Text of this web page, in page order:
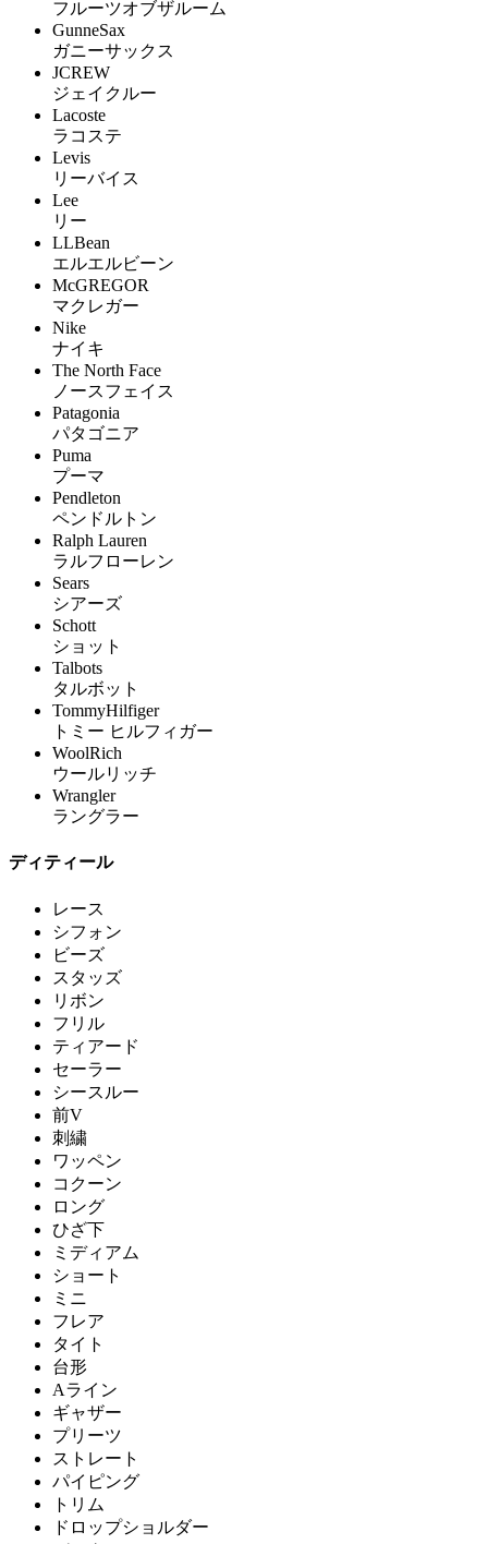
フルーツオブザルーム
GunneSax
ガニーサックス
JCREW
ジェイクルー
Lacoste
ラコステ
Levis
リーバイス
Lee
リー
LLBean
エルエルビーン
McGREGOR
マクレガー
Nike
ナイキ
The North Face
ノースフェイス
Patagonia
パタゴニア
Puma
プーマ
Pendleton
ペンドルトン
Ralph Lauren
ラルフローレン
Sears
シアーズ
Schott
ショット
Talbots
タルボット
TommyHilfiger
トミー ヒルフィガー
WoolRich
ウールリッチ
Wrangler
ラングラー
ディティール
レース
シフォン
ビーズ
スタッズ
リボン
フリル
ティアード
セーラー
シースルー
前V
刺繍
ワッペン
コクーン
ロング
ひざ下
ミディアム
ショート
ミニ
フレア
タイト
台形
Aライン
ギャザー
プリーツ
ストレート
パイピング
トリム
ドロップショルダー